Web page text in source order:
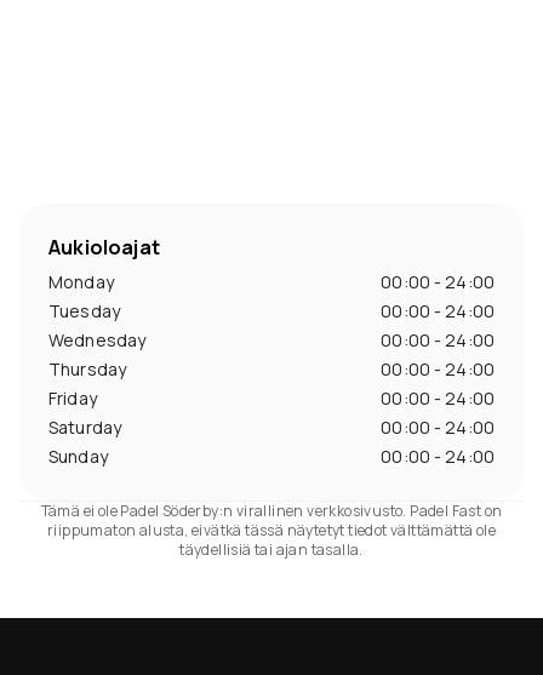
Aukioloajat
Monday
00:00 - 24:00
Tuesday
00:00 - 24:00
Wednesday
00:00 - 24:00
Thursday
00:00 - 24:00
Friday
00:00 - 24:00
Saturday
00:00 - 24:00
Sunday
00:00 - 24:00
Tämä ei ole Padel Söderby:n virallinen verkkosivusto. Padel Fast on
riippumaton alusta, eivätkä tässä näytetyt tiedot välttämättä ole
täydellisiä tai ajan tasalla.